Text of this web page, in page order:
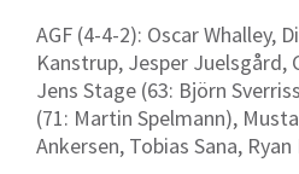
AGF (4-4-2): Oscar Whalley,
Kanstrup, Jesper Juelsgård,
Jens Stage (63: Björn
(71: Martin Spelmann),
Ankersen, Tobias Sana, Ryan